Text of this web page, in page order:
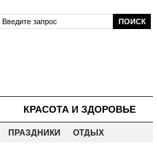
КРАСОТА И ЗДОРОВЬЕ
ПРАЗДНИКИ ОТДЫХ